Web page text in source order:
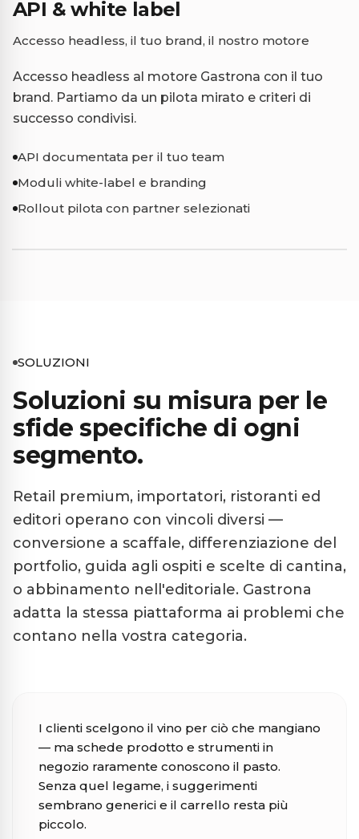
API & white label
Accesso headless, il tuo brand, il nostro motore
Accesso headless al motore Gastrona con il tuo
brand. Partiamo da un pilota mirato e criteri di
successo condivisi.
API documentata per il tuo team
Moduli white-label e branding
Rollout pilota con partner selezionati
SOLUZIONI
Soluzioni su misura per le
sfide specifiche di ogni
segmento.
Retail premium, importatori, ristoranti ed
editori operano con vincoli diversi —
conversione a scaffale, differenziazione del
portfolio, guida agli ospiti e scelte di cantina,
o abbinamento nell'editoriale. Gastrona
adatta la stessa piattaforma ai problemi che
contano nella vostra categoria.
I clienti scelgono il vino per ciò che mangiano
— ma schede prodotto e strumenti in
negozio raramente conoscono il pasto.
Senza quel legame, i suggerimenti
sembrano generici e il carrello resta più
piccolo.